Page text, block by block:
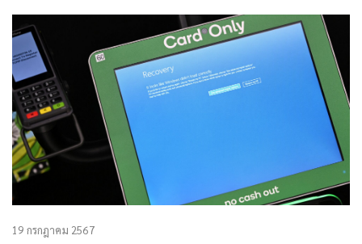
19 กรกฎาคม 2567